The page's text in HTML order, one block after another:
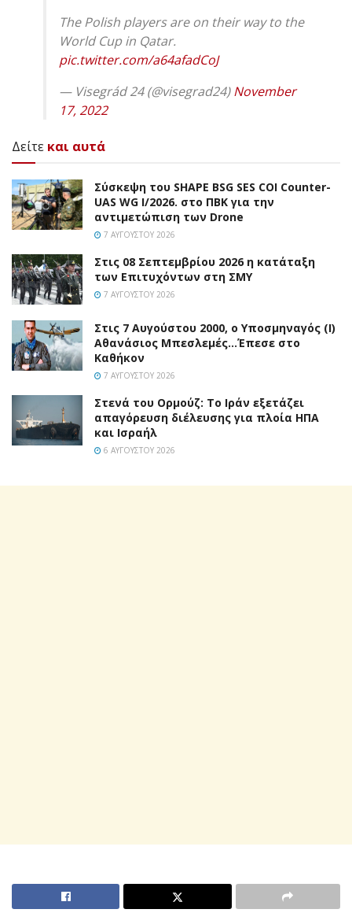
The Polish players are on their way to the
World Cup in Qatar.
pic.twitter.com/a64afadCoJ
— Visegrád 24 (@visegrad24)November
17, 2022
Δείτε και αυτά
Σύσκεψη του SHAPE BSG SES COI Counter-
UAS WG I/2026. στο ΠΒΚ για την
αντιμετώπιση των Drone
7 ΑΥΓΟΎΣΤΟΥ 2026
Στις 08 Σεπτεμβρίου 2026 η κατάταξη
των Επιτυχόντων στη ΣΜΥ
7 ΑΥΓΟΎΣΤΟΥ 2026
Στις 7 Αυγούστου 2000, ο Υποσμηναγός (Ι)
Αθανάσιος Μπεσλεμές…Έπεσε στο
Καθήκον
7 ΑΥΓΟΎΣΤΟΥ 2026
Στενά του Ορμούζ: Το Ιράν εξετάζει
απαγόρευση διέλευσης για πλοία ΗΠΑ
και Ισραήλ
6 ΑΥΓΟΎΣΤΟΥ 2026